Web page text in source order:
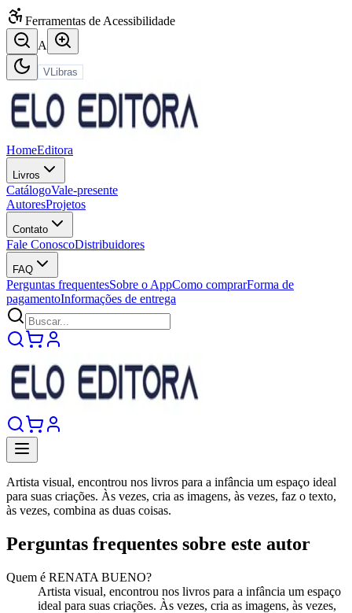
Ferramentas de Acessibilidade
A
VLibras
HomeEditora
Livros
CatálogoVale-presente
AutoresProjetos
Contato
Fale ConoscoDistribuidores
FAQ
Perguntas frequentesSobre o AppComo comprarForma de
pagamentoInformações de entrega
Artista visual, encontrou nos livros para a infância um espaço ideal
para suas criações. Às vezes, cria as imagens, às vezes, faz o texto,
às vezes, combina as duas coisas.
Perguntas frequentes sobre este autor
Quem é RENATA BUENO?
Artista visual, encontrou nos livros para a infância um espaço
ideal para suas criações. Às vezes, cria as imagens, às vezes,